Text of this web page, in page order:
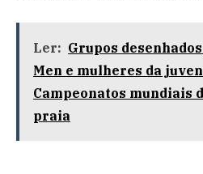
Ler: Grupos
Men e mulheres da
Campeonatos mundiais
praia